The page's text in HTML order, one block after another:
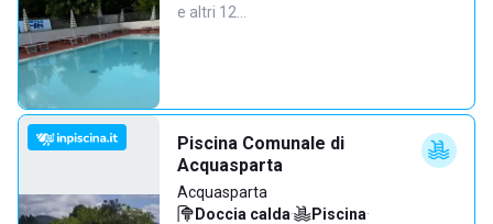
e altri 12…
Piscina Comunale di
Acquasparta
Acquasparta
Doccia calda· Piscina·